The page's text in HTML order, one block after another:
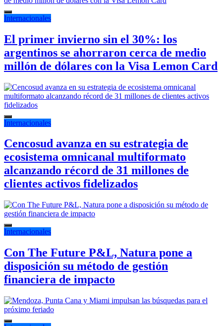
Internacionales
El primer invierno sin el 30%: los
argentinos se ahorraron cerca de medio
millón de dólares con la Visa Lemon Card
Internacionales
Cencosud avanza en su estrategia de
ecosistema omnicanal multiformato
alcanzando récord de 31 millones de
clientes activos fidelizados
Internacionales
Con The Future P&L, Natura pone a
disposición su método de gestión
financiera de impacto